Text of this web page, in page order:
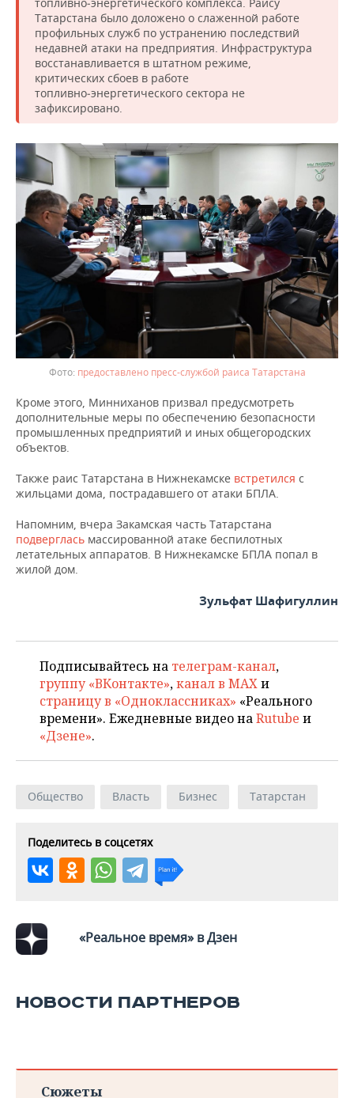
ВОДНЫЕ ВИДЫ СПОРТА
ХОККЕЙ С МЯЧОМ
ОБРАЗОВАНИЕ
ПРОИСШЕСТВИЯ
Татарстана было доложено о слаженной работе
профильных служб по устранению последствий
недавней атаки на предприятия. Инфраструктура
восстанавливается в штатном режиме,
критических сбоев в работе
топливно‑энергетического сектора не
зафиксировано.
предоставлено пресс-службой раиса Татарстана
Кроме этого, Минниханов призвал предусмотреть
дополнительные меры по обеспечению безопасности
промышленных предприятий и иных общегородских
объектов.
Также раис Татарстана в Нижнекамске встретился с
жильцами дома, пострадавшего от атаки БПЛА.
Напомним, вчера Закамская часть Татарстана
подверглась массированной атаке беспилотных
летательных аппаратов. В Нижнекамске БПЛА попал в
жилой дом.
Зульфат Шафигуллин
Подписывайтесь на телеграм-канал,
группу «ВКонтакте»,канал в MAXи
страницу в «Одноклассниках» «Реального
времени». Ежедневные видео наRutube и
«Дзене».
Общество Власть Бизнес Татарстан
Поделитесь в соцсетях
«Реальное время» в Дзен
НОВОСТИ ПАРТНЕРОВ
Сюжеты